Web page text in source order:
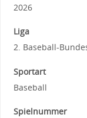
2026
Liga
2. Baseball-
Sportart
Baseball
Spielnummer